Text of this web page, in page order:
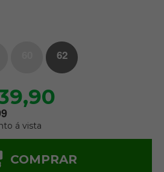
62
á vista
COMPRAR